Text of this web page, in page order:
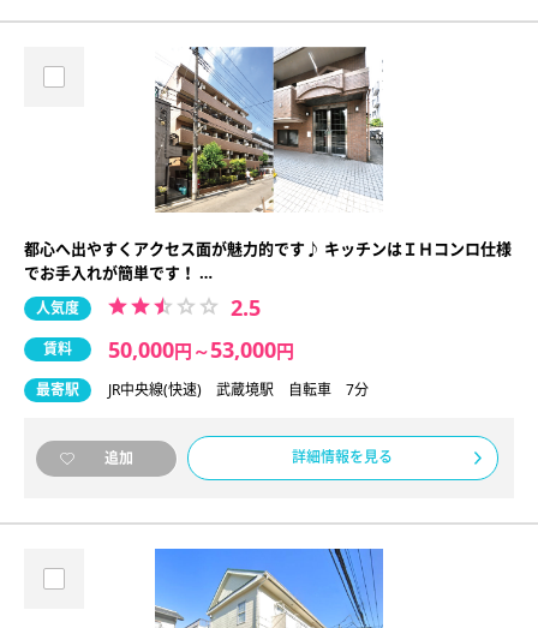
都心へ出やすくアクセス面が魅力的です♪ キッチンはＩＨコンロ仕様
でお手入れが簡単です！ …
人気度 2.5
賃料 50,000円 ～53,000円
最寄駅 JR中央線(快速) 武蔵境駅 自転車 7分
追加 詳細情報を見る